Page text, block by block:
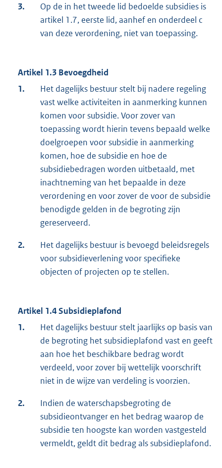
3.
Op de in het tweede lid bedoelde subsidies is
artikel 1.7, eerste lid, aanhef en onderdeel c
van deze verordening, niet van toepassing.
Artikel 1.3 Bevoegdheid
1.
Het dagelijks bestuur stelt bij nadere regeling
vast welke activiteiten in aanmerking kunnen
komen voor subsidie. Voor zover van
toepassing wordt hierin tevens bepaald welke
doelgroepen voor subsidie in aanmerking
komen, hoe de subsidie en hoe de
subsidiebedragen worden uitbetaald, met
inachtneming van het bepaalde in deze
verordening en voor zover de voor de subsidie
benodigde gelden in de begroting zijn
gereserveerd.
2.
Het dagelijks bestuur is bevoegd beleidsregels
voor subsidieverlening voor specifieke
objecten of projecten op te stellen.
Artikel 1.4 Subsidieplafond
1.
Het dagelijks bestuur stelt jaarlijks op basis van
de begroting het subsidieplafond vast en geeft
aan hoe het beschikbare bedrag wordt
verdeeld, voor zover bij wettelijk voorschrift
niet in de wijze van verdeling is voorzien.
2.
Indien de waterschapsbegroting de
subsidieontvanger en het bedrag waarop de
subsidie ten hoogste kan worden vastgesteld
vermeldt, geldt dit bedrag als subsidieplafond.